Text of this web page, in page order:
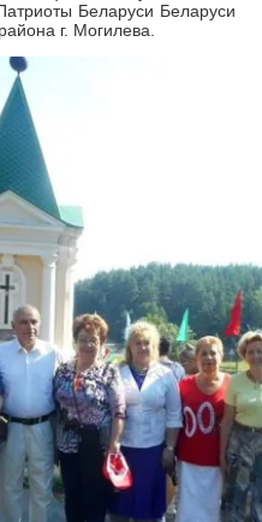
Беларуси Беларуси
г. Могилева.